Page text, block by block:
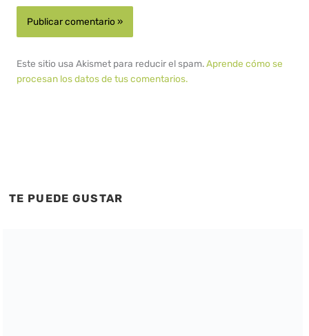
Este sitio usa Akismet para reducir el spam.Aprende cómo se
procesan los datos de tus comentarios.
TE PUEDE GUSTAR